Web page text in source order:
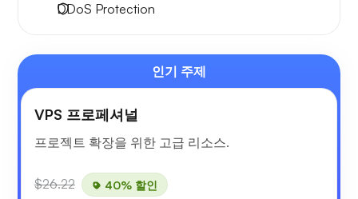
DDoS Protection
인기 주제
VPS 프로페셔널
프로젝트 확장을 위한 고급 리소스.
$26.22 40% 할인